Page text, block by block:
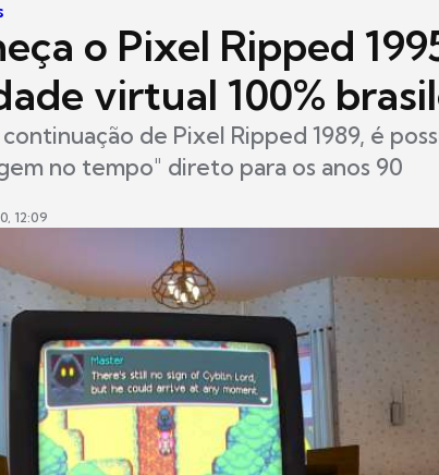
o Pixel Ripped
virtual 100%
de Pixel Ripped 1989, é
no tempo" direto para os anos 90
12:09